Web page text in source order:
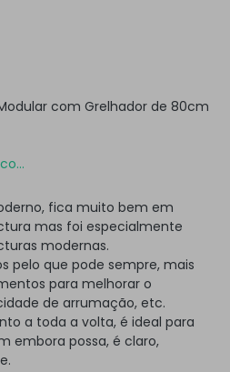
com Grelhador de 80cm
fica muito bem em
mas foi especialmente
modernas.
pelo que pode sempre, mais
para melhorar o
de arrumação, etc.
a toda a volta, é ideal para
embora possa, é claro,